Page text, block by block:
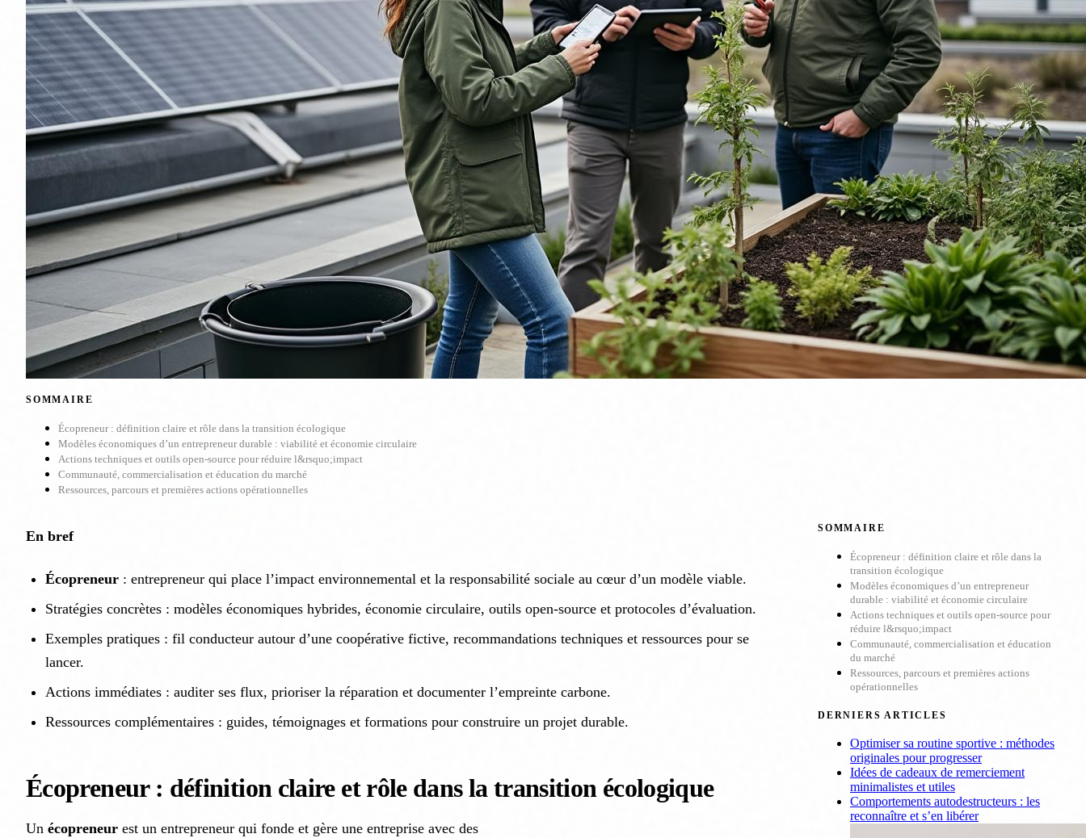
SOMMAIRE
Écopreneur : définition claire et rôle dans la transition écologique
Modèles économiques d’un entrepreneur durable : viabilité et économie circulaire
Actions techniques et outils open-source pour réduire l&rsquo;impact
Communauté, commercialisation et éducation du marché
Ressources, parcours et premières actions opérationnelles
En bref
Écopreneur : entrepreneur qui place l’impact environnemental et la responsabilité sociale au cœur d’un modèle viable.
Stratégies concrètes : modèles économiques hybrides, économie circulaire, outils open-source et protocoles d’évaluation.
Exemples pratiques : fil conducteur autour d’une coopérative fictive, recommandations techniques et ressources pour se
lancer.
Actions immédiates : auditer ses flux, prioriser la réparation et documenter l’empreinte carbone.
Ressources complémentaires : guides, témoignages et formations pour construire un projet durable.
Écopreneur : définition claire et rôle dans la transition écologique
Un écopreneur est un entrepreneur qui fonde et gère une entreprise avec des
SOMMAIRE
Écopreneur : définition claire et rôle dans la
transition écologique
Modèles économiques d’un entrepreneur
durable : viabilité et économie circulaire
Actions techniques et outils open-source pour
réduire l&rsquo;impact
Communauté, commercialisation et éducation
du marché
Ressources, parcours et premières actions
opérationnelles
DERNIERS ARTICLES
Optimiser sa routine sportive : méthodes
originales pour progresser
Idées de cadeaux de remerciement
minimalistes et utiles
Comportements autodestructeurs : les
reconnaître et s’en libérer